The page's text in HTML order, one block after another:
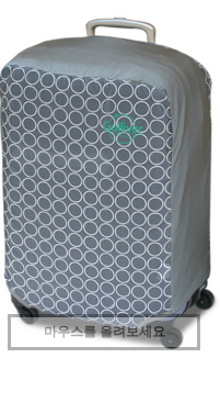
마우스를 올려보세요